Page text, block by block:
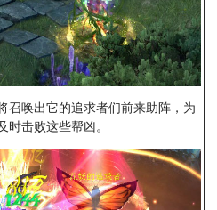
召唤出它的追求者们前来助阵，为
时击败这些帮凶。